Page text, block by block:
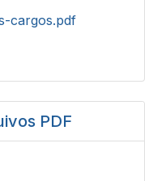
cargos.pdf
PDF